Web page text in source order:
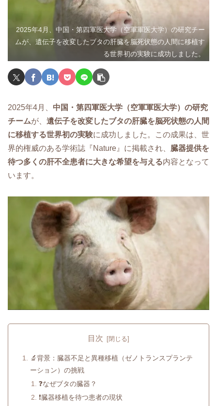
2025年4月、中国・第四軍医大学（空軍軍医大学）の研究チー
ムが、遺伝子を改変したブタの肝臓を脳死状態の人間に移植す
る世界初の実験に成功しました。
2025年4月、 中国・第四軍医大学（空軍軍医大学）の研究
チームが、 遺伝子を改変したブタの肝臓を脳死状態の人間
に移植する世界初の実験に成功しました。この成果は、世
界的権威のある学術誌『Nature』に掲載され、 臓器提供を
待つ多くの肝不全患者に大きな希望を与える内容となって
います。
目次
🔬背景：臓器不足と異種移植（ゼノトランスプランテ
ーション）の挑戦
❓なぜブタの臓器？
❗臓器移植を待つ患者の現状